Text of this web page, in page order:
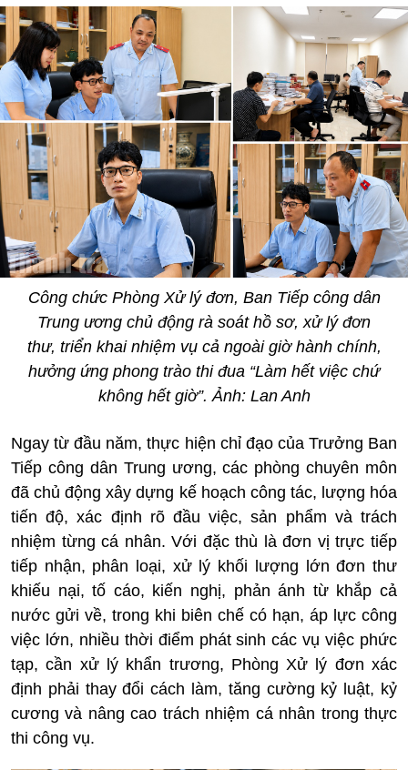
Công chức Phòng Xử lý đơn, Ban Tiếp công dân
Trung ương chủ động rà soát hồ sơ, xử lý đơn
thư, triển khai nhiệm vụ cả ngoài giờ hành chính,
hưởng ứng phong trào thi đua “Làm hết việc chứ
không hết giờ”. Ảnh: Lan Anh
Ngay từ đầu năm, thực hiện chỉ đạo của Trưởng Ban
Tiếp công dân Trung ương, các phòng chuyên môn
đã chủ động xây dựng kế hoạch công tác, lượng hóa
tiến độ, xác định rõ đầu việc, sản phẩm và trách
nhiệm từng cá nhân. Với đặc thù là đơn vị trực tiếp
tiếp nhận, phân loại, xử lý khối lượng lớn đơn thư
khiếu nại, tố cáo, kiến nghị, phản ánh từ khắp cả
nước gửi về, trong khi biên chế có hạn, áp lực công
việc lớn, nhiều thời điểm phát sinh các vụ việc phức
tạp, cần xử lý khẩn trương, Phòng Xử lý đơn xác
định phải thay đổi cách làm, tăng cường kỷ luật, kỷ
cương và nâng cao trách nhiệm cá nhân trong thực
thi công vụ.